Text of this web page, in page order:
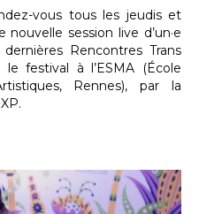
vous tous les jeudis et
session live d’un·e
Rencontres Trans
festival à l’ESMA (École
Rennes), par la